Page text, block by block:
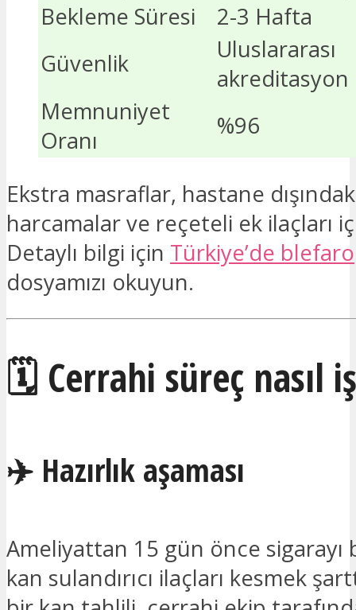
Bekleme Süresi
2-3 Hafta
Güvenlik
Uluslararası
akreditasyon
Memnuniyet
Oranı
%96
Ekstra masraflar, hastane
harcamalar ve reçeteli ek ilaçları
Detaylı bilgi için Türkiye’de
dosyamızı okuyun.
🗓️ Cerrahi süreç nasıl
✈️ Hazırlık aşaması
Ameliyattan 15 gün önce sigarayı
kan sulandırıcı ilaçları kesmek